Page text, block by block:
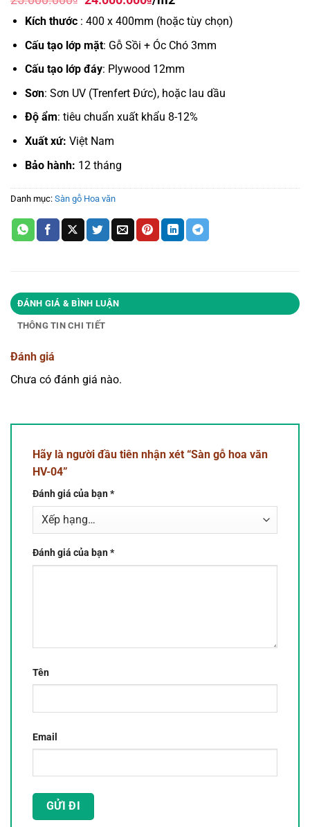
là:
tại
24.000.000₫.
Kích thước : 400 x 400mm (hoặc tùy chọn)
Cấu tạo lớp mặt: Gỗ Sồi + Óc Chó 3mm
Cấu tạo lớp đáy: Plywood 12mm
Sơn: Sơn UV (Trenfert Đức), hoặc lau dầu
Độ ẩm: tiêu chuẩn xuất khẩu 8-12%
Xuất xứ: Việt Nam
Bảo hành: 12 tháng
Danh mục: Sàn gỗ Hoa văn
ĐÁNH GIÁ & BÌNH LUẬN
THÔNG TIN CHI TIẾT
Đánh giá
Chưa có đánh giá nào.
Hãy là người đầu tiên nhận xét “Sàn gỗ hoa văn
HV-04”
Đánh giá của bạn*
Đánh giá của bạn*
Tên
Email